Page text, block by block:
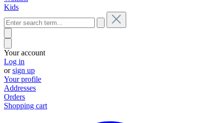
Kids
Your account
Log in
orsign up
Your profile
Addresses
Orders
Shopping cart